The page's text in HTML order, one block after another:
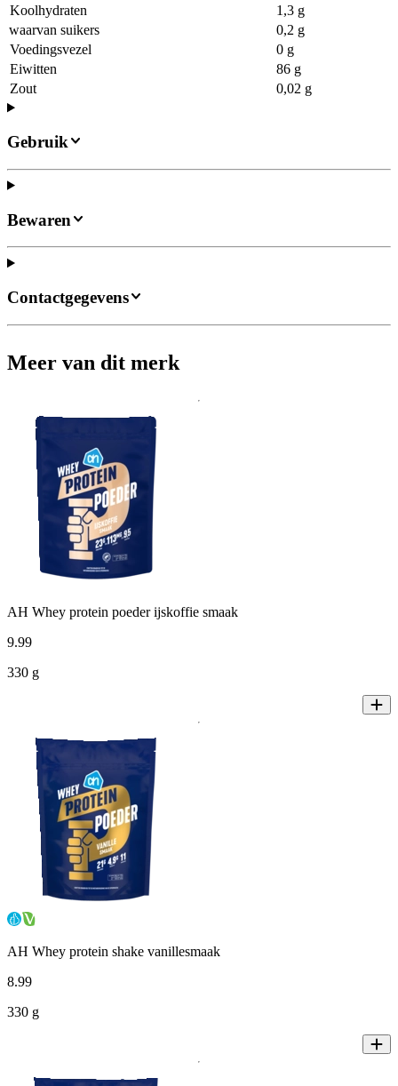
Koolhydraten
1,3 g
waarvan suikers
0,2 g
Voedingsvezel
0 g
Eiwitten
86 g
Zout
0,02 g
Gebruik
Bewaren
Contactgegevens
Meer van dit merk
AH Whey protein poeder ijskoffie smaak
9.99
330 g
AH Whey protein shake vanillesmaak
8.99
330 g